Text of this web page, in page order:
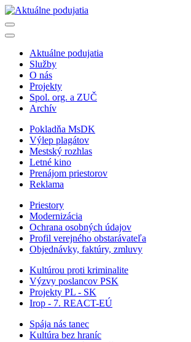
Aktuálne podujatia
Služby
O nás
Projekty
Spol. org. a ZUČ
Archív
Pokladňa MsDK
Výlep plagátov
Mestský rozhlas
Letné kino
Prenájom priestorov
Reklama
Priestory
Modernizácia
Ochrana osobných údajov
Profil verejného obstarávateľa
Objednávky, faktúry, zmluvy
Kultúrou proti kriminalite
Výzvy poslancov PSK
Projekty PL - SK
Irop - 7. REACT-EÚ
Spája nás tanec
Kultúra bez hraníc